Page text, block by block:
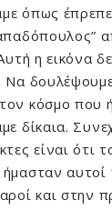
όπως
η εικόνα
Να
κόσμο που
δίκαια.
είναι ότι
αυτοί
και στην